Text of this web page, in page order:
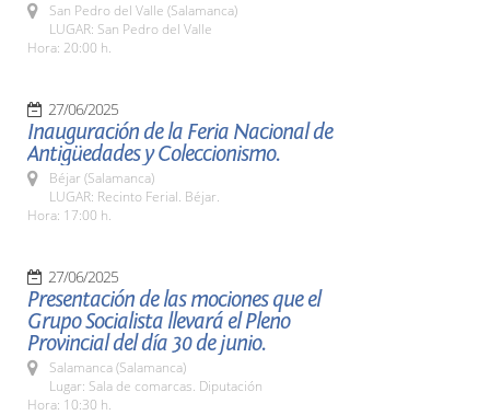
San Pedro del Valle (Salamanca)
LUGAR: San Pedro del Valle
Hora: 20:00 h.
27/06/2025
Inauguración de la Feria Nacional de
Antigüedades y Coleccionismo.
Béjar (Salamanca)
LUGAR: Recinto Ferial. Béjar.
Hora: 17:00 h.
27/06/2025
Presentación de las mociones que el
Grupo Socialista llevará el Pleno
Provincial del día 30 de junio.
Salamanca (Salamanca)
Lugar: Sala de comarcas. Diputación
Hora: 10:30 h.